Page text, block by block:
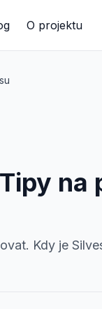
O projektu
na
Kdy je